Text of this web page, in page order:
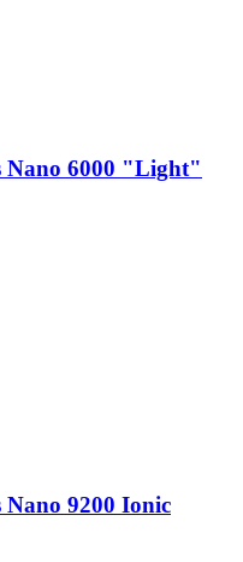
Nano 6000 "Light"
Nano 9200 Ionic